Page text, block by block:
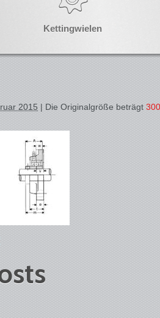
Kettingwielen
2015 | Die Originalgröße beträgt